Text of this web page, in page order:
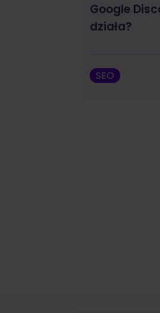
Google
działa?
SEO